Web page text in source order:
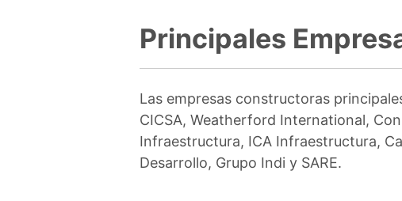
Principales
Las empresas constructoras
CICSA, Weatherford International,
Infraestructura, ICA Infraestructura,
Desarrollo, Grupo Indi y SARE.